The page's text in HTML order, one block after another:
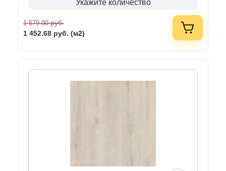
Укажите количество
1 579.00руб.
1 452.68 руб. (м2)